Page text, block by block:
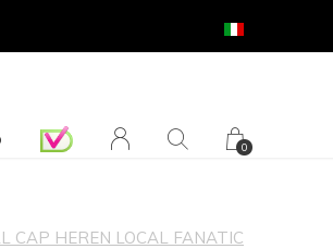
0
CAP HEREN LOCAL FANATIC